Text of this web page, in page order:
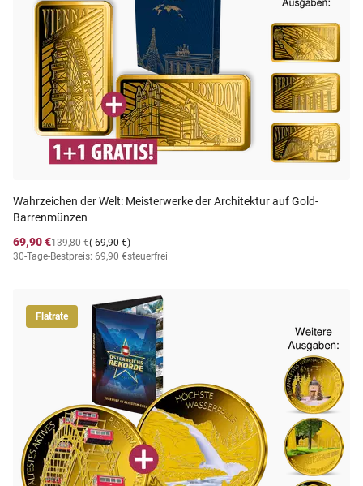
Wahrzeichen der Welt: Meisterwerke der Architektur auf Gold-
Barrenmünzen
69,90 €
(-69,90 €)
139,80 €
30-Tage-Bestpreis: 69,90 €steuerfrei
Flatrate